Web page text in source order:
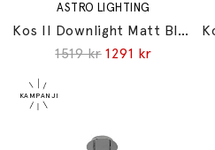
ASTRO LIGHTING
Kos II Downlight Matt Black IP65
1519 kr 1291 kr